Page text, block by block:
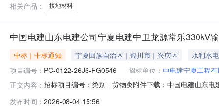
相关产品：
接地材料
中国电建山东电建公司宁夏电建中卫龙源常乐330kV
中标｜中标通知 宁夏回族自治区｜银川市｜兴庆区
水利水电
项目编号： PC-0122-26J6-FG0546 招标单位： 中电建宁夏工程
正文内容： 招标项目编号：类别：货物类附件下载：中国电建山东
发布时间： 2026-08-04 15:56